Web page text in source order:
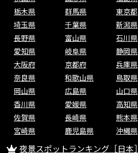
栃木県
群馬県 東京都
埼玉県
千葉県 新潟県
長野県
富山県 石川県
愛知県
岐阜県 静岡県
大阪府
京都府 兵庫県
奈良県
和歌山県 鳥取県
岡山県
広島県 山口県
香川県
愛媛県 高知県
佐賀県
長崎県 熊本県
宮崎県
鹿児島県 沖縄県
夜景スポットランキング［日本］